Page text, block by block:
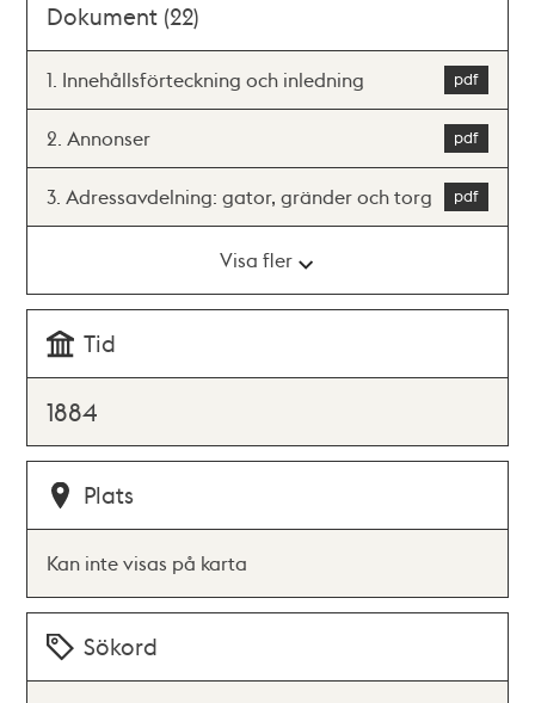
Dokument (22)
1. Innehållsförteckning och inledning
2. Annonser
3. Adressavdelning: gator, gränder och torg
Visa fler
Tid
1884
Plats
Kan inte visas på karta
Sökord